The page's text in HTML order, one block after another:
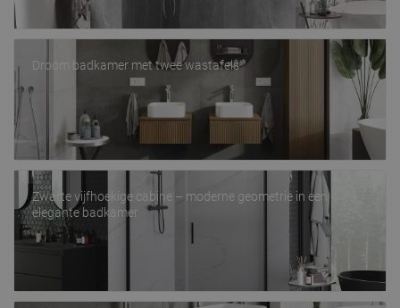
Droom badkamer met twee wastafels
Zwarte vijfhoekige cabine – moderne geometrie in een
elegante badkamer